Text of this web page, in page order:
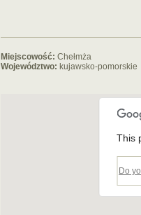
Miejscowość: Chełmża
Województwo: kujawsko-pomorskie
This
Do